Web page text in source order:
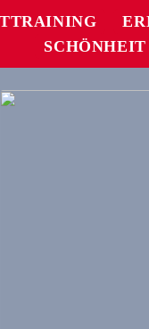
SCHÖNHEIT